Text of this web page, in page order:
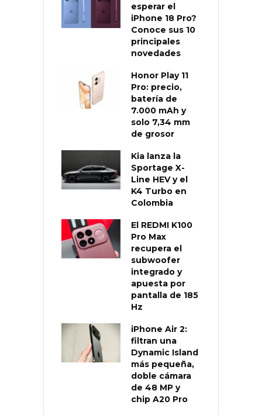
esperar el
iPhone 18 Pro?
Conoce sus 10
principales
novedades
Honor Play 11
Pro: precio,
batería de
7.000 mAh y
solo 7,34 mm
de grosor
Kia lanza la
Sportage X-
Line HEV y el
K4 Turbo en
Colombia
El REDMI K100
Pro Max
recupera el
subwoofer
integrado y
apuesta por
pantalla de 185
Hz
iPhone Air 2:
filtran una
Dynamic Island
más pequeña,
doble cámara
de 48 MP y
chip A20 Pro